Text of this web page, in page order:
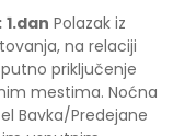
1.dan Polazak iz
na relaciji
priključenje
mestima. Noćna
Bavka/Predejane